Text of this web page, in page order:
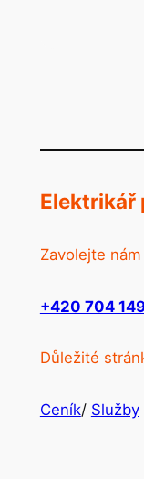
Elektrikář
Zavolejte
+420 704
Důležité
Ceník/ Služby